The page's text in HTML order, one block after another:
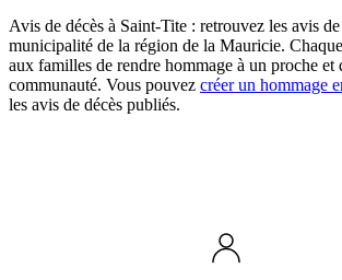
Avis de décès à Saint-Tite : retrouvez les avis
municipalité de la région de la Mauricie.
aux familles de rendre hommage à un proche et
communauté. Vous pouvez créer un hommage
les avis de décès publiés.